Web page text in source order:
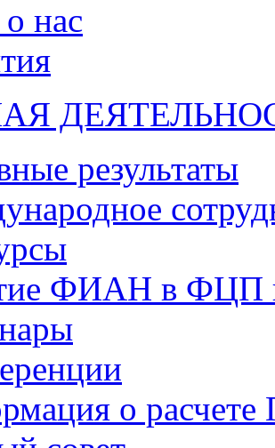
нас
результаты
ФИАН в ФЦП
о